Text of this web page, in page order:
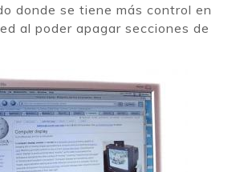
donde se tiene más control en
al poder apagar secciones de